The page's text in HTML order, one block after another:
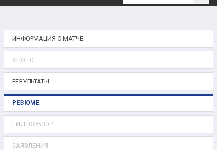
ИНФОРМАЦИЯ О МАТЧЕ
АНОНС
РЕЗУЛЬТАТЫ
РЕЗЮМЕ
ВИДЕООБЗОР
ЗАЯВЛЕНИЯ